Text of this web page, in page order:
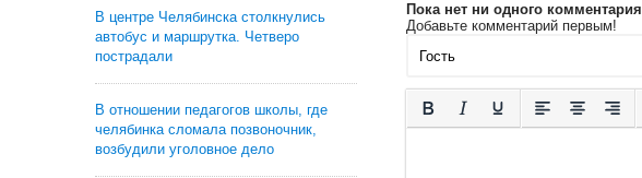
В центре Челябинска столкнулись
автобус и маршрутка. Четверо
пострадали
В отношении педагогов школы, где
челябинка сломала позвоночник,
возбудили уголовное дело
Пока нет ни одного
Добавьте комментарий первым!